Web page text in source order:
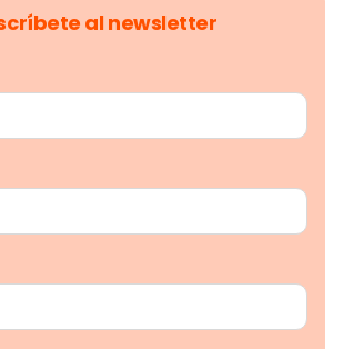
al newsletter